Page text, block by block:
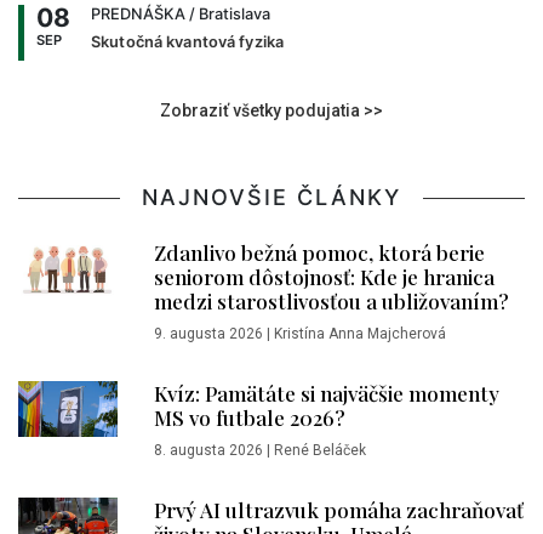
08
SEP
PREDNÁŠKA / Bratislava
Skutočná kvantová fyzika
Zobraziť všetky podujatia >>
NAJNOVŠIE ČLÁNKY
Zdanlivo bežná pomoc, ktorá berie
seniorom dôstojnosť: Kde je hranica
medzi starostlivosťou a ubližovaním?
9. augusta 2026 | Kristína Anna Majcherová
Kvíz: Pamätáte si najväčšie momenty
MS vo futbale 2026?
8. augusta 2026 | René Beláček
Prvý AI ultrazvuk pomáha zachraňovať